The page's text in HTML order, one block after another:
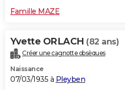
Famille MAZE
Yvette ORLACH (82 ans)
Créer une cagnotte obsèques
Naissance
07/03/1935 à Pleyben